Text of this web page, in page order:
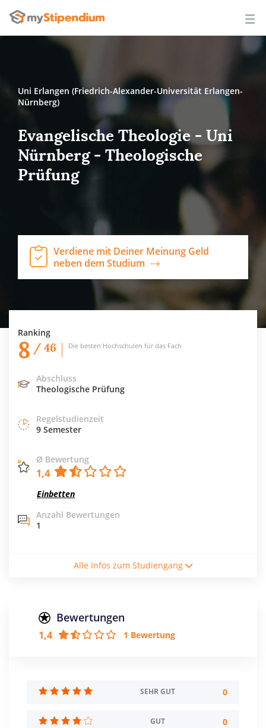
Uni Erlangen (Friedrich-Alexander-Universität Erlangen-
Nürnberg)
Evangelische Theologie - Uni
Nürnberg - Theologische
Prüfung
Verdiene mit Deiner Meinung Geld
neben dem Studium
Ranking
8 / 46 Die besten Hochschulen für das Fach
Abschluss
Theologische Prüfung
Regelstudienzeit
9 Semester
Ø Bewertung
1,4
Einbetten
Anzahl Bewertungen
1
Abschluss
270
Alle Infos zum Studiengang
Bewertungen
1,4 1 Bewertung
SEHR GUT 0
GUT 0